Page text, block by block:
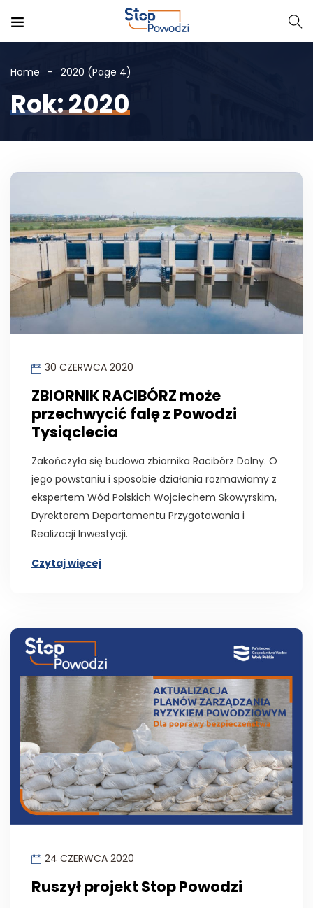
Home 2020 (Page 4)
Rok: 2020
30 CZERWCA 2020
ZBIORNIK RACIBÓRZ może
przechwycić falę z Powodzi
Tysiąclecia
Zakończyła się budowa zbiornika Racibórz Dolny. O
jego powstaniu i sposobie działania rozmawiamy z
ekspertem Wód Polskich Wojciechem Skowyrskim,
Dyrektorem Departamentu Przygotowania i
Realizacji Inwestycji.
Czytaj więcej
24 CZERWCA 2020
Ruszył projekt Stop Powodzi